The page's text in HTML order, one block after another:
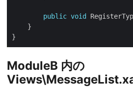
public void
ModuleB 内の